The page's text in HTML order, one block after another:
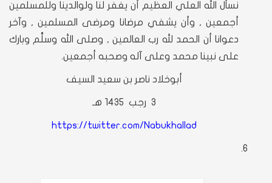
نسأل الله العلي العظيم أن يغفر لنا ولوالدينا وللمسلمين
أجمعين , وأن يشفي مرضانا ومرضى المسلمين , وآخر
دعوانا أن الحمد لله رب العالمين , وصلى الله وسلَّم وبارك
على نبينا محمد وعلى آله وصحبه أجمعين.
أبوخلاد ناصر بن سعيد السيف
3 رجب 1435 هـ
https://twitter.com/Nabukhallad